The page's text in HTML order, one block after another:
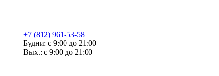
+7 (812) 961-53-58
Будни: с 9:00 до 21:00
Вых.: с 9:00 до 21:00